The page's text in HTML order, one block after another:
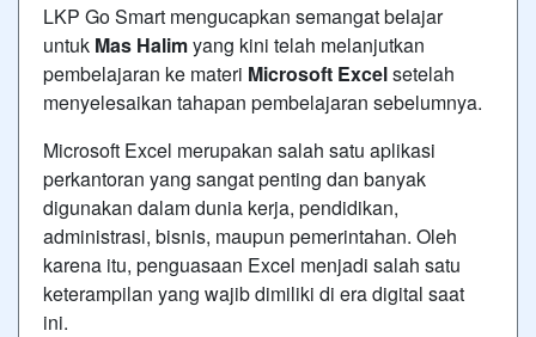
LKP Go Smart mengucapkan semangat belajar
untuk Mas Halimyang kini telah melanjutkan
pembelajaran ke materi Microsoft Excelsetelah
menyelesaikan tahapan pembelajaran sebelumnya.
Microsoft Excel merupakan salah satu aplikasi
perkantoran yang sangat penting dan banyak
digunakan dalam dunia kerja, pendidikan,
administrasi, bisnis, maupun pemerintahan. Oleh
karena itu, penguasaan Excel menjadi salah satu
keterampilan yang wajib dimiliki di era digital saat
ini.